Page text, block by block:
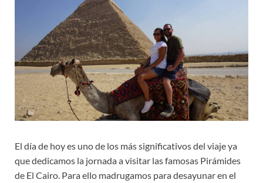
El día de hoy es uno de los más significativos del viaje ya
que dedicamos la jornada a visitar las famosas Pirámides
de El Cairo. Para ello madrugamos para desayunar en el